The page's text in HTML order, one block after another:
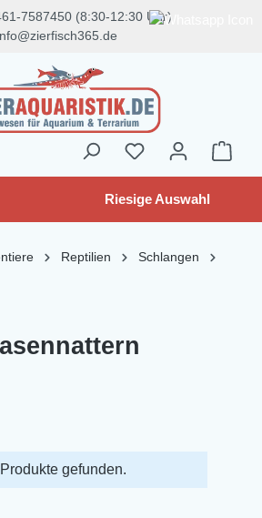
7587450 (8:30-12:30 Uhr)
Riesige Auswahl
Reptilien
Schlangen
gefunden.